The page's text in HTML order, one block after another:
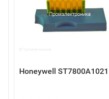
Honeywell ST7800A1021